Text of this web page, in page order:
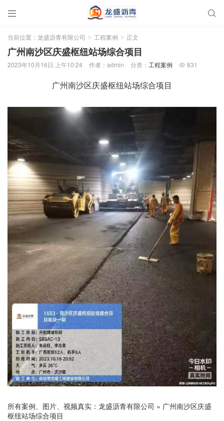
 
当前位置： 龙盛沥青有限公司 > 工程案例 > 正文
广州南沙区庆盛枢纽站场综合项目
2023年10月16日 上午10:24 作者：admin 分类： 工程案例  831
广州南沙区庆盛枢纽站场综合项目
所有案例、图片、视频真实： 龙盛沥青有限公司 » 广州南沙区庆盛
枢纽站场综合项目